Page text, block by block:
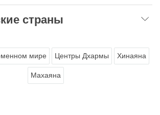
страны
мире Центры Дхармы Хинаяна
Махаяна